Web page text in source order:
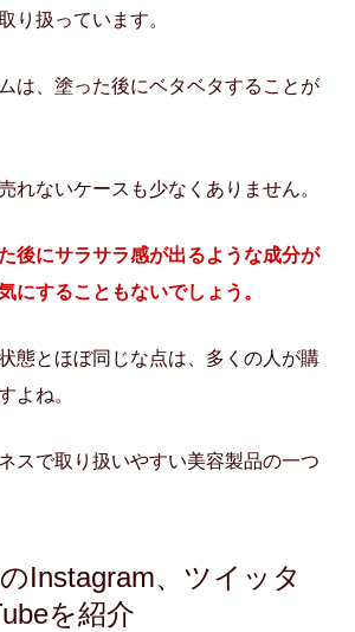
り扱っています。
は、塗った後にベタベタすることが
れないケースも少なくありません。
後にサラサラ感が出るような成分が
にすることもないでしょう。
態とほぼ同じな点は、多くの人が購
よね。
スで取り扱いやすい美容製品の一つ
Instagram、ツイッタ
を紹介